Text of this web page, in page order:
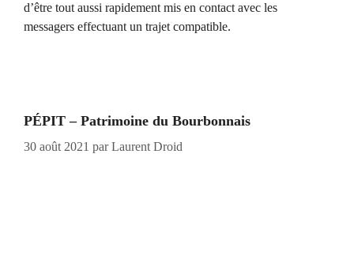
d’être tout aussi rapidement mis en contact avec les
messagers effectuant un trajet compatible.
PÉPIT – Patrimoine du Bourbonnais
30 août 2021 parLaurent Droid